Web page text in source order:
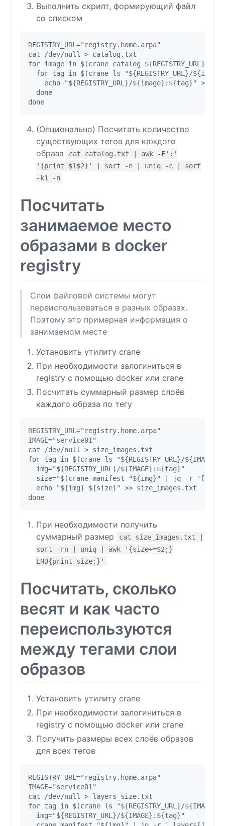
Выполнить скрипт, формирующий файл
со списком
REGISTRY_URL="registry.home.arpa"
cat /dev/null > catalog.txt
for image in $(crane catalog ${REGISTRY_URL}); do
for tag in $(crane ls "${REGISTRY_URL}/
echo "${REGISTRY_URL}/${image}:${tag}" >>
  done
(Опционально) Посчитать количество
существующих тегов для каждого
образа
cat catalog.txt | awk -F':'
'{print $1$2}' | sort -n | uniq -c | sort
-k1 -n
Посчитать
занимаемое место
образами в docker
registry
Слои файловой системы могут
переиспользоваться в разных образах.
Поэтому это примерная информация о
занимаемом месте
Установить утилиту crane
При необходимости залогиниться в
registry с помощью docker или crane
Посчитать суммарный размер слоёв
каждого образа по тегу
REGISTRY_URL="registry.home.arpa"
IMAGE="service01"
cat /dev/null > size_images.txt
for tag in $(crane ls "${REGISTRY_URL}/
  img="${REGISTRY_URL}/${IMAGE}:${tag}"
size="$(crane manifest "${img}" | jq -r
  echo "${img} ${size}" >> size_images.txt
При необходимости получить
суммарный размер
cat size_images.txt |
sort -rn | uniq | awk '{size+=$2;}
END{print size;}'
Посчитать, сколько
весят и как часто
переиспользуются
между тегами слои
образов
Установить утилиту crane
При необходимости залогиниться в
registry с помощью docker или crane
Получить размеры всех слоёв образов
для всех тегов
REGISTRY_URL="registry.home.arpa"
IMAGE="service01"
cat /dev/null > layers_size.txt
for tag in $(crane ls "${REGISTRY_URL}/
  img="${REGISTRY_URL}/${IMAGE}:${tag}"